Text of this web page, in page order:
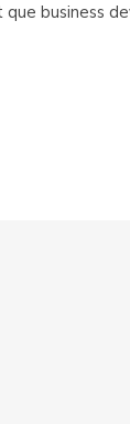
business